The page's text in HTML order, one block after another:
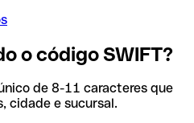
o código SWIFT?
de 8-11 caracteres que
cidade e sucursal.